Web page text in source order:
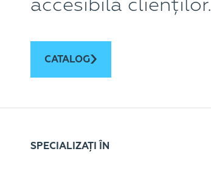
accesibilă clienților.
CATALOG
SPECIALIZAȚI ÎN